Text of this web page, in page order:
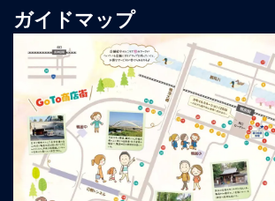
ガイドマップ